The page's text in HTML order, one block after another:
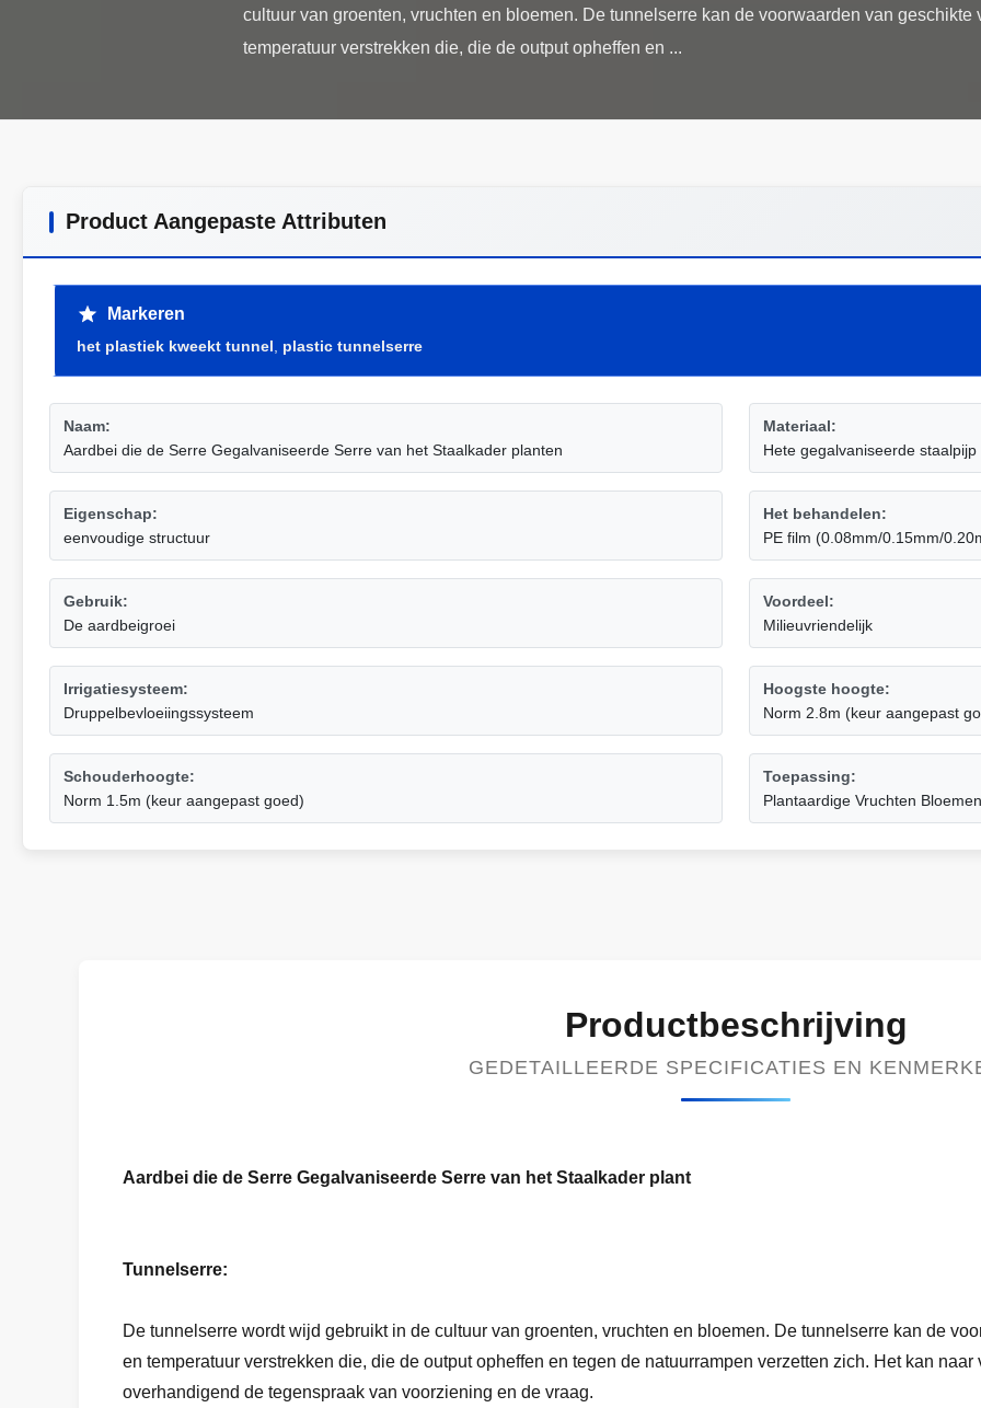
cultuur van groenten, vruchten en bloemen. De tunnelserre kan de voorwaarden van
Product Aangepaste Attributen
Markeren
het plastiek kweekt tunnel plastic tunnelserre
Naam:
Aardbei die de Serre Gegalvaniseerde Serre van het Staalkader planten
Materiaal:
Hete gegalvaniseerde staalpijp
Eigenschap:
eenvoudige structuur
Het behandelen:
PE film (0.08mm/0.15mm/
Gebruik:
De aardbeigroei
Voordeel:
Milieuvriendelijk
Irrigatiesysteem:
Druppelbevloeiingssysteem
Hoogste hoogte:
Norm 2.8m (keur aangepast
Schouderhoogte:
Norm 1.5m (keur aangepast goed)
Toepassing:
Plantaardige Vruchten Bloemen
Productbeschrijving
GEDETAILLEERDE SPECIFICATIES EN
Aardbei die de Serre Gegalvaniseerde Serre van het Staalkader plant
Tunnelserre:
De tunnelserre wordt wijd gebruikt in de cultuur van groenten, vruchten en bloemen. De tunnelserre kan de
en temperatuur verstrekken die, die de output opheffen en tegen de natuurrampen verzetten zich. Het kan
overhandigend de tegenspraak van voorziening en de vraag.